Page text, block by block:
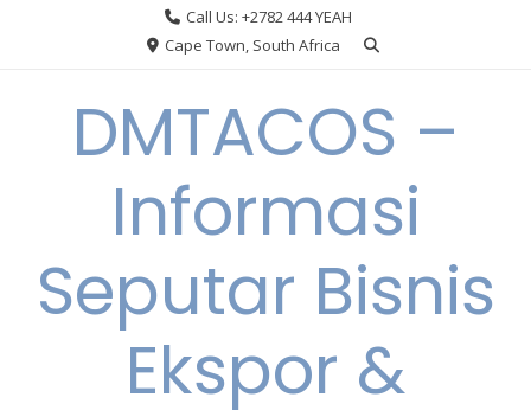
Call Us: +2782 444 YEAH
Cape Town, South Africa
DMTACOS –
Informasi
Seputar Bisnis
Ekspor &